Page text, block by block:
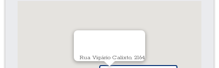
Rua Vigário Calixto, 2164